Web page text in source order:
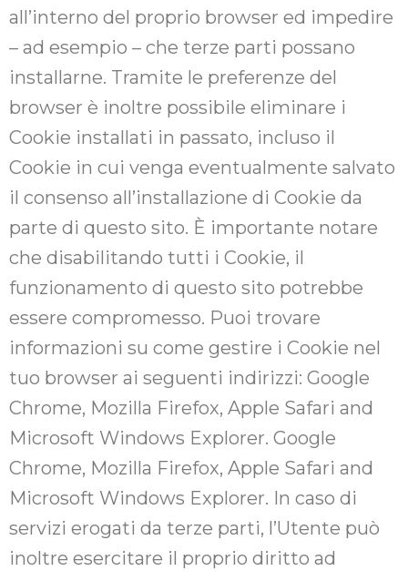
all’interno del proprio browser ed impedire
– ad esempio – che terze parti possano
installarne. Tramite le preferenze del
browser è inoltre possibile eliminare i
Cookie installati in passato, incluso il
Cookie in cui venga eventualmente salvato
il consenso all’installazione di Cookie da
parte di questo sito. È importante notare
che disabilitando tutti i Cookie, il
funzionamento di questo sito potrebbe
essere compromesso. Puoi trovare
informazioni su come gestire i Cookie nel
tuo browser ai seguenti indirizzi: Google
Chrome, Mozilla Firefox, Apple Safari and
Microsoft Windows Explorer. Google
Chrome, Mozilla Firefox, Apple Safari and
Microsoft Windows Explorer. In caso di
servizi erogati da terze parti, l’Utente può
inoltre esercitare il proprio diritto ad